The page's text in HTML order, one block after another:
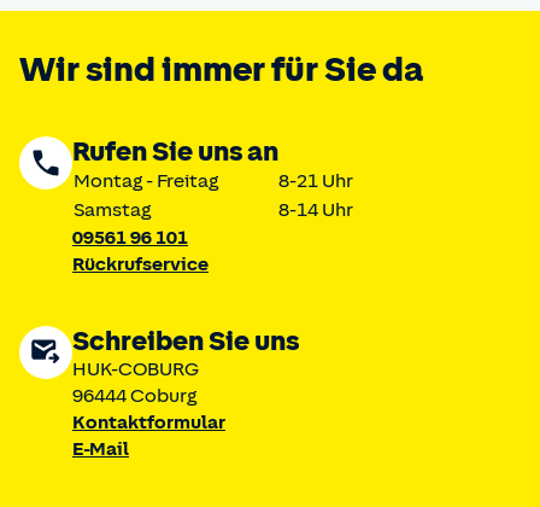
Wir sind immer für Sie da
Rufen Sie uns an
Montag - Freitag
8-21 Uhr
Samstag
8-14 Uhr
09561 96 101
Rückrufservice
Schreiben Sie uns
HUK-COBURG
96444 Coburg
Kontaktformular
E-Mail